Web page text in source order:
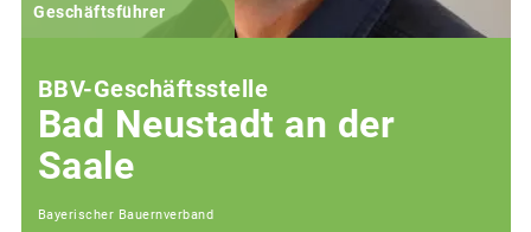
Geschäftsführer
BBV-Geschäftsstelle
Bad Neustadt an der
Saale
Bayerischer Bauernverband